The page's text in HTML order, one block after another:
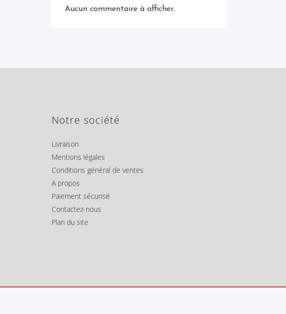
Aucun commentaire à afficher.
Notre société
Livraison
Mentions légales
Conditions général de ventes
A propos
Paiement sécurisé
Contactez-nous
Plan du site